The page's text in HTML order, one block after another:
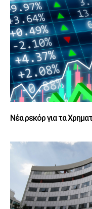
Νέα ρεκόρ για τα